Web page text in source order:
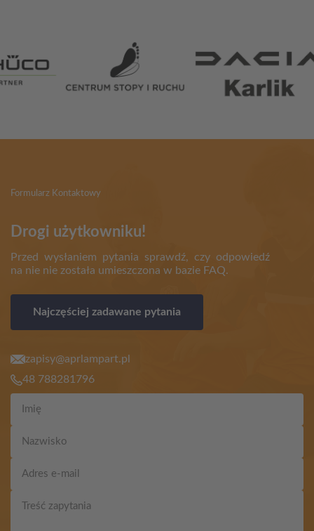
Formularz Kontaktowy
Drogi użytkowniku!
Przed wysłaniem pytania sprawdź, czy odpowiedź
na nie nie została umieszczona w bazie FAQ.
Najczęściej zadawane pytania
zapisy@aprlampart.pl
48 788281796